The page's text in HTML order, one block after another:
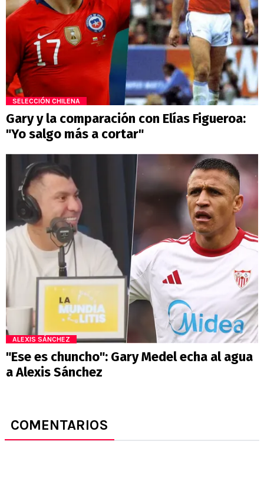
SELECCIÓN CHILENA
Gary y la comparación con Elías Figueroa:
"Yo salgo más a cortar"
ALEXIS SÁNCHEZ
"Ese es chuncho": Gary Medel echa al agua
a Alexis Sánchez
COMENTARIOS